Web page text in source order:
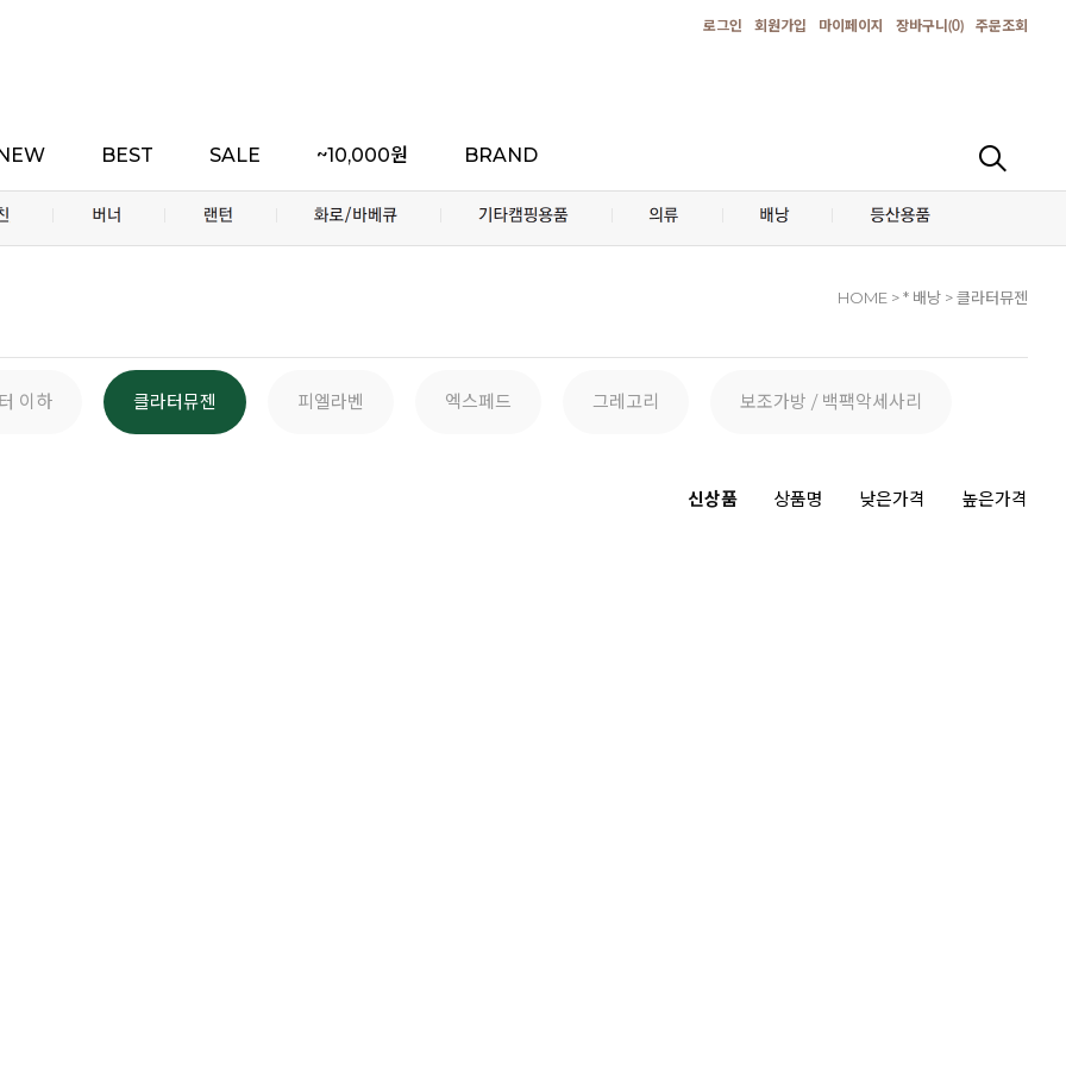
로그인 회원가입 마이페이지 장바구니(0) 주문조회
BEST SALE ~10,000원 BRAND
HOME > * 배낭 > 클라터뮤젠
이하 클라터뮤젠 피엘라벤 엑스페드 그레고리 보조가방 / 백팩악세사리
신상품 상품명 낮은가격 높은가격